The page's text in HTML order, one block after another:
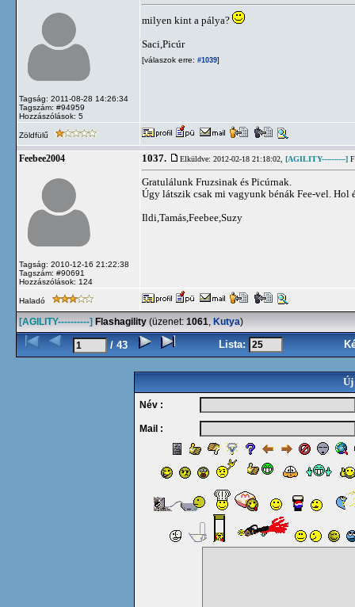
Tagság: 2011-08-28 14:26:34
Tagszám: #94959
Hozzászólások: 5
milyen kint a pálya?
Saci,Picúr
[válaszok erre: #1039]
Zöldfülű
Feebee2004
Tagság: 2010-12-16 21:22:38
Tagszám: #90691
Hozzászólások: 124
1037. Elküldve: 2012-02-18 21:18:02, [AGILITY----------]
Gratulálunk Fruzsinak és Picúrnak.
Úgy látszik csak mi vagyunk bénák Fee-vel. Hol
Ildi,Tamás,Feebee,Suzy
Haladó
[AGILITY----------] Flashagility (üzenet: 1061, Kutya)
/ 43 Lista:
Új
Név :
Mail :